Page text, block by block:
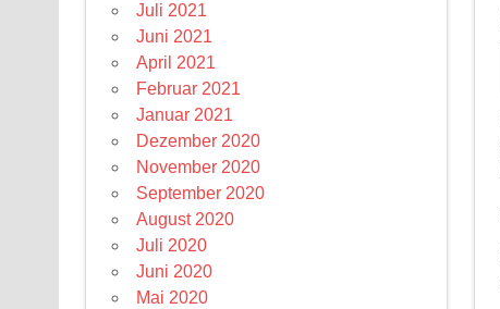
Juli 2021
Juni 2021
April 2021
Februar 2021
Januar 2021
Dezember 2020
November 2020
September 2020
August 2020
Juli 2020
Juni 2020
Mai 2020